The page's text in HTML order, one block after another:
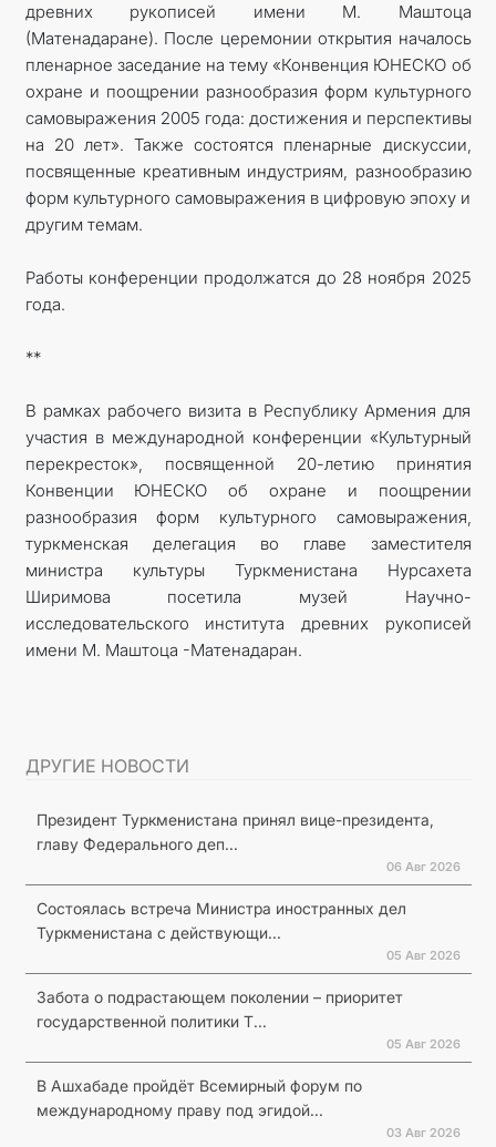
древних рукописей имени М. Маштоца
(Матенадаране). После церемонии открытия началось
пленарное заседание на тему «Конвенция ЮНЕСКО об
охране и поощрении разнообразия форм культурного
самовыражения 2005 года: достижения и перспективы
на 20 лет». Также состоятся пленарные дискуссии,
посвященные креативным индустриям, разнообразию
форм культурного самовыражения в цифровую эпоху и
другим темам.
Работы конференции продолжатся до 28 ноября 2025
года.
**
В рамках рабочего визита в Республику Армения для
участия в международной конференции «Культурный
перекресток», посвященной 20-летию принятия
Конвенции ЮНЕСКО об охране и поощрении
разнообразия форм культурного самовыражения,
туркменская делегация во главе заместителя
министра культуры Туркменистана Нурсахета
Ширимова посетила музей Научно-
исследовательского института древних рукописей
имени М. Маштоца -Матенадаран.
ДРУГИЕ НОВОСТИ
Президент Туркменистана принял вице-президента,
главу Федерального деп...
06 Авг 2026
Состоялась встреча Министра иностранных дел
Туркменистана с действующи...
05 Авг 2026
Забота о подрастающем поколении – приоритет
государственной политики Т...
05 Авг 2026
В Ашхабаде пройдёт Всемирный форум по
международному праву под эгидой...
03 Авг 2026